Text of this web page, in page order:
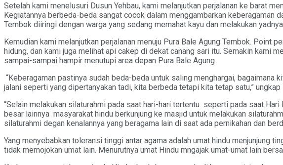
Setelah kami menelusuri Dusun Yehbau, kami melanjutkan perjalanan ke barat
Kegiatannya berbeda-beda sangat cocok dalam menggambarkan keberagaman
Tembok diiringi dengan warga yang sedang memahat kayu dan melakukan
Kemudian kami melanjutkan perjalanan menuju Pura Bale Agung Tembok. Point
hidung, dan kami juga melihat api cakep di dekat canang sari itu. Semakin kami
sampai-sampai hampir menutupi area depan Pura Bale Agung
“Keberagaman pastinya sudah beda-beda untuk saling menghargai,
jalani seperti yang dipertanyakan tadi, kita berbeda tetapi kita tetap satu,” ungkap
“Selain melakukan silaturahmi pada saat hari-hari tertentu seperti pada saat
besar lainnya masyarakat hindu berkunjung ke masjid untuk melakukan
silaturahmi degan kenalannya yang beragama lain di saat ada pernikahan dan
Yang menyebabkan toleransi tinggi antar agama adalah umat hindu menjunjung
tidak memojokan umat lain. Menurutnya umat Hindu mngajak umat-umat lain